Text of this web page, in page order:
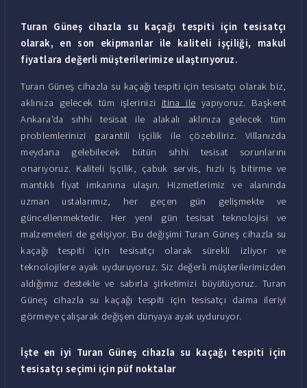
Turan Güneş cihazla su kaçağı tespiti için tesisatçı
olarak, en son ekipmanlar ile kaliteli işçiliği, makul
fiyatlara değerli müşterilerimize ulaştırıyoruz.
Turan Güneş cihazla su kaçağı tespiti için tesisatçı olarak biz,
aklınıza gelecek tüm işlerinizi itina ile yapıyoruz. Başkent
Ankara'da sıhhi tesisat ile alakalı aklınıza gelecek tüm
problemlerinizi garantili işçilik ile çözebiliriz. Villanızda
meydana gelebilecek bütün sıhhi tesisat sorunlarını
onarıyoruz. Kaliteli işçilik, çabuk servis, hızlı iş bitirme ve
mantıklı fiyat imkanına ulaşın. Hizmetlerimiz ve alanında
uzman ustalarımız, her geçen gün gelişmekte ve
güncellenmektedir. Her yeni gün tesisat teknolojisi ve
malzemeleri de gelişiyor. Bu değişimi Turan Güneş cihazla su
kaçağı tespiti için tesisatçı olarak sürekli izliyor ve
teknolojilere ayak uyduruyoruz. Siz değerli müşterilerimizden
aldığımız destekle ve sabırla şirketimizi büyütüyoruz. Turan
Güneş cihazla su kaçağı tespiti için tesisatçı daima ileriyi
görmeye çalışarak değişen dünyaya ayak uyduruyor.
İşte en iyi Turan Güneş cihazla su kaçağı tespiti için
tesisatçı seçimi için püf noktalar